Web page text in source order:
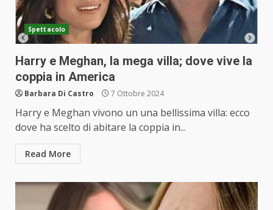
Spettacolo
Harry e Meghan, la mega villa; dove vive la
coppia in America
Barbara Di Castro 7 Ottobre 2024
Harry e Meghan vivono un una bellissima villa: ecco
dove ha scelto di abitare la coppia in...
Read More